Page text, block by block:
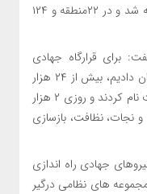
تانکرهای آب در یکسال و نیم گذشته هزینه شد و در ۲۲منطقه و ۱۲۴
برای قرارگاه جهادی
خدمات شهری بعد از جنگ ۱۲ روزه فراخوان دادیم، بیش از ۲۴ هزار
نفر در رشته های و عرصه های مختلف ثبت نام کردند و روزی ۲ هزار
و نجات، نظافت، بازسازی
بری با نیروهای جهادی راه اندازی
غیر از مجموعه های نظامی درگیر